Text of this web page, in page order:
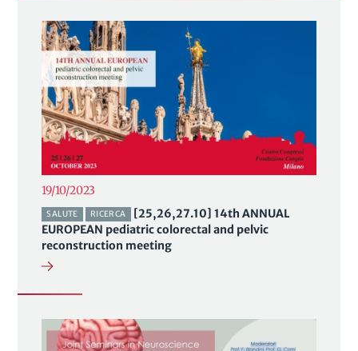
19/10/2023
SALUTE RICERCA
[25,26,27.10] 14th ANNUAL
EUROPEAN pediatric colorectal and pelvic
reconstruction meeting